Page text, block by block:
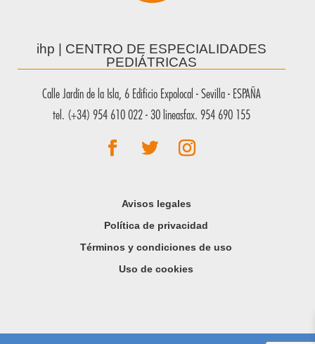
ihp | CENTRO DE ESPECIALIDADES
PEDIÁTRICAS
Calle Jardín de la Isla, 6 Edificio Expolocal - Sevilla - ESPAÑA
tel. (+34) 954 610 022 - 30 lineasfax. 954 690 155
Avisos legales
Política de privacidad
Términos y condiciones de uso
Uso de cookies